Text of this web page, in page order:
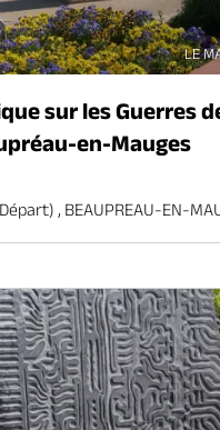
LE
sur les Guerres
en-Mauges
, BEAUPREAU-EN-